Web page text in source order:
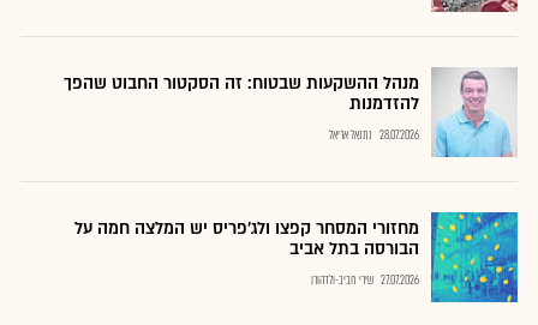
מנהל ההשקעות שבטוח: זה הסקטור החבוט שהפך
להזדמנות
28.07.2026 נתנאל אריאל
מחזורי המסחר קפצו ולג'פריס יש המלצה חמה על
הבורסה בתל אביב
27.07.2026 שירי חביב-ולדהורן